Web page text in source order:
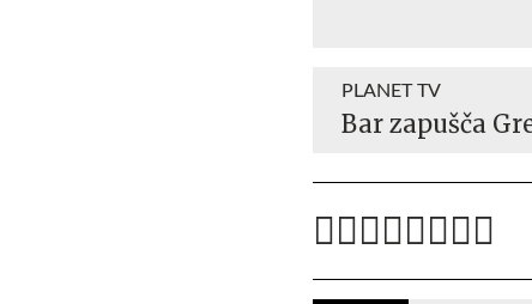
PLANET TV
Bar zapušča